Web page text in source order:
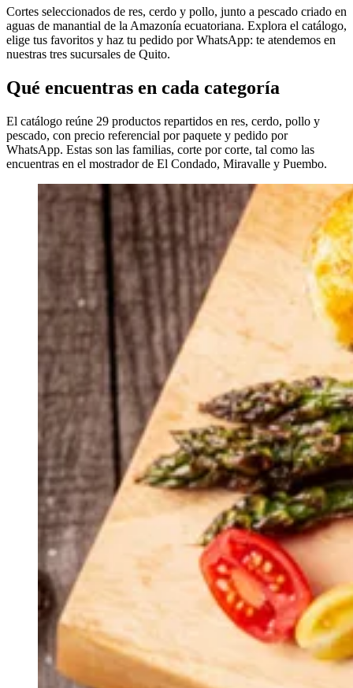
Cortes seleccionados de res, cerdo y pollo, junto a pescado criado en
aguas de manantial de la Amazonía ecuatoriana. Explora el catálogo,
elige tus favoritos y haz tu pedido por WhatsApp: te atendemos en
nuestras tres sucursales de Quito.
Qué encuentras en cada categoría
El catálogo reúne 29 productos repartidos en res, cerdo, pollo y
pescado, con precio referencial por paquete y pedido por
WhatsApp. Estas son las familias, corte por corte, tal como las
encuentras en el mostrador de El Condado, Miravalle y Puembo.